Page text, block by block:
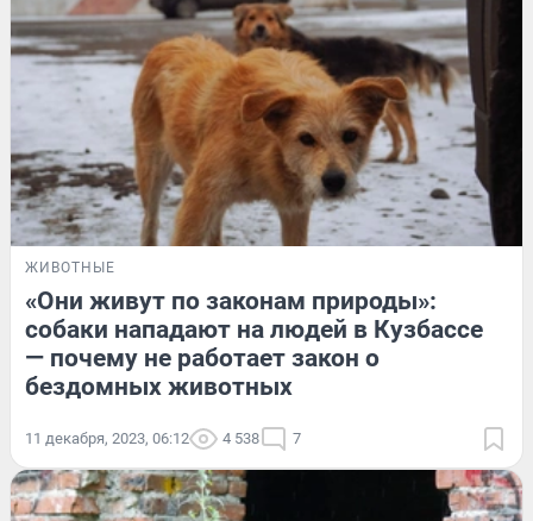
ЖИВОТНЫЕ
«Они живут по законам природы»:
собаки нападают на людей в Кузбассе
— почему не работает закон о
бездомных животных
11 декабря, 2023, 06:12 4 538 7